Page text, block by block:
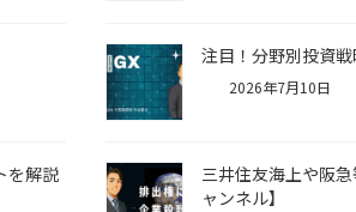
注目！分野別投資
2026年7月10日
を解説
三井住友海上や阪
ャンネル】